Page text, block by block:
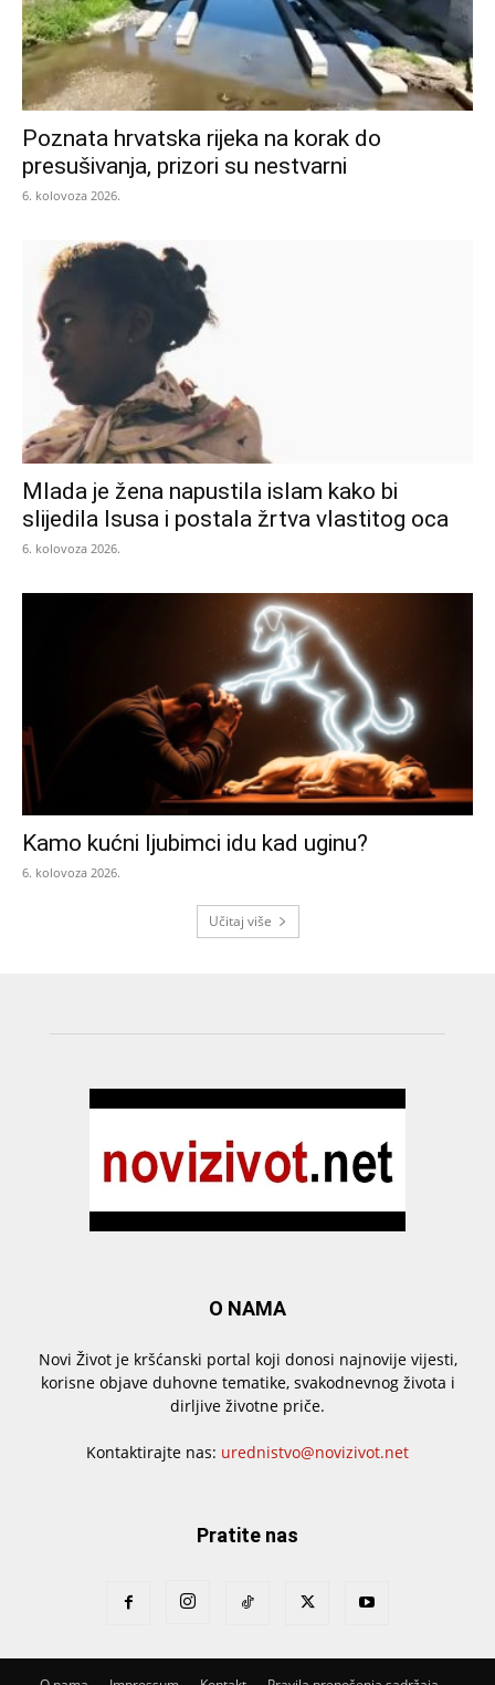
Poznata hrvatska rijeka na korak do
presušivanja, prizori su nestvarni
6. kolovoza 2026.
Mlada je žena napustila islam kako bi
slijedila Isusa i postala žrtva vlastitog oca
6. kolovoza 2026.
Kamo kućni ljubimci idu kad uginu?
6. kolovoza 2026.
Učitaj više
O NAMA
Novi Život je kršćanski portal koji donosi najnovije vijesti,
korisne objave duhovne tematike, svakodnevnog života i
dirljive životne priče.
Kontaktirajte nas: urednistvo@novizivot.net
Pratite nas